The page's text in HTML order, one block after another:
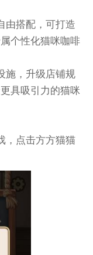
由搭配，可打造
个性化猫咪咖啡
施，升级店铺规
具吸引力的猫咪
，点击方方猫猫